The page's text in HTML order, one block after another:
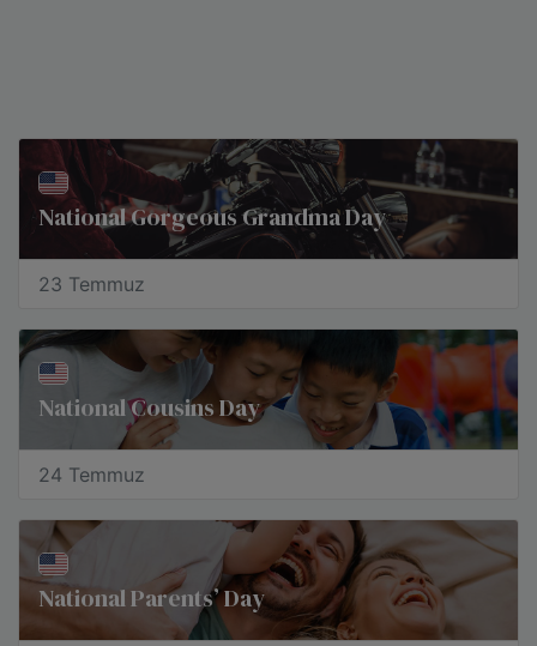
National Gorgeous Grandma Day
23 Temmuz
National Cousins Day
24 Temmuz
National Parents’ Day